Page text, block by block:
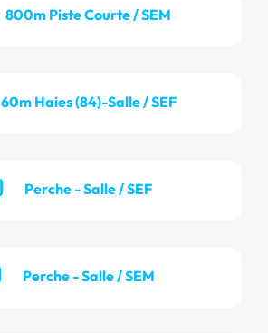
800m Piste Courte / SEM
60m Haies (84)-Salle / SEF
Perche - Salle / SEF
Perche - Salle / SEM